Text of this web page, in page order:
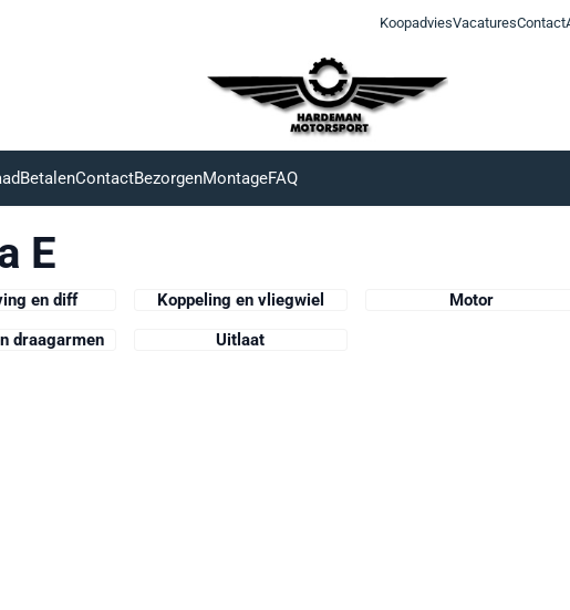
KoopadviesVacaturesContact
BetalenContactBezorgenMontageFAQ
E
en diff Koppeling en vliegwiel
Motor
draagarmen
Uitlaat